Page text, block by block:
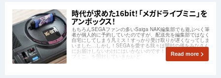
時代が求めた16bit！「メガドライブミニ」を
アンボックス！
もちろんSEGAファンの多いSaiga NAK編集部でも遊ぶべく筆
者が個人的に予約していたのですが、配送先を編集部ではなく
自宅にしてしまう凡ミス！すっかり受け取りが遅くなってしま
いました…しかし！SEGAを愛する我々は開封の儀をみなさん
にお届けしないわけにはいかないのです！そんな「メガドライ
ブミニ」を開封していきたいと Read more